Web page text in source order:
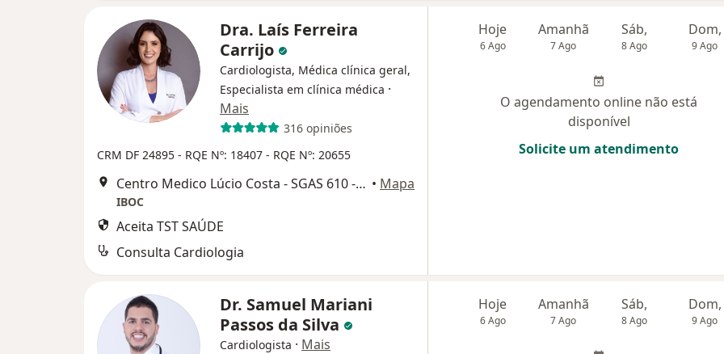
Dra. Laís Ferreira
Carrijo
Cardiologista, Médica clínica geral,
Especialista em clínica médica ·
Mais
316 opiniões
CRM DF 24895 - RQE Nº: 18407 - RQE Nº: 20655
Centro Medico Lúcio Costa - SGAS 610 - Conjunto F - Bloco 1 - Via L2 Sul - Qd 610 - Sala 10, Brasília • Mapa
IBOC
Aceita TST SAÚDE
Consulta Cardiologia
Hoje
6 Ago
Amanhã
7 Ago
Sáb,
8 Ago
Dom,
9 Ago
O agendamento online não está
disponível
Solicite um atendimento
Dr. Samuel Mariani
Passos da Silva
Cardiologista · Mais
Hoje
6 Ago
Amanhã
7 Ago
Sáb,
8 Ago
Dom,
9 Ago